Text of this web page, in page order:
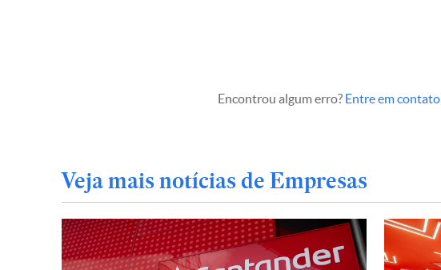
Encontrou algum erro? Entre em contato
Veja mais notícias de Empresas